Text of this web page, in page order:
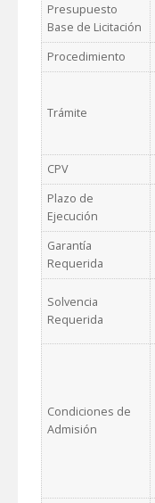
Presupuesto
Base de Licitación
Procedimiento
Trámite
CPV
Plazo de
Ejecución
Garantía
Requerida
Solvencia
Requerida
Condiciones de
Admisión